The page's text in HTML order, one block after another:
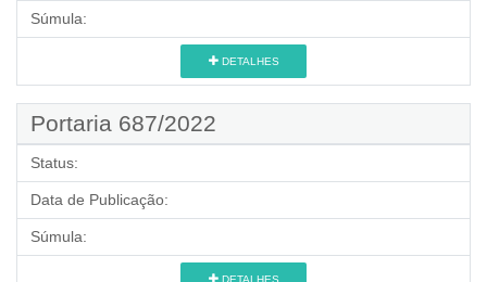
Súmula:
DETALHES
Portaria 687/2022
Status:
Data de Publicação:
Súmula:
DETALHES